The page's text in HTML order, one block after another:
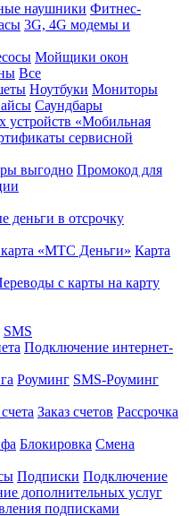
наушники Фитнес-
3G, 4G модемы и
Мойщики окон
Все
Ноутбуки Мониторы
Саундбары
устройств «Мобильная
сервисной
выгодно Промокод для
деньги в отсрочку
«МТС Деньги» Карта
с карты на карту
SMS
Подключение интернет-
Роуминг SMS-Роуминг
Заказ счетов Рассрочка
Блокировка Смена
Подписки Подключение
дополнительных услуг
подписками